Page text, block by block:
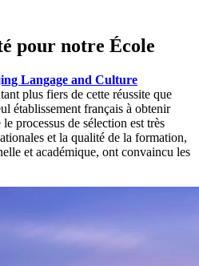
pour notre École
Langage and Culture
plus fiers de cette réussite que
établissement français à obtenir
processus de sélection est très
et la qualité de la formation,
et académique, ont convaincu les